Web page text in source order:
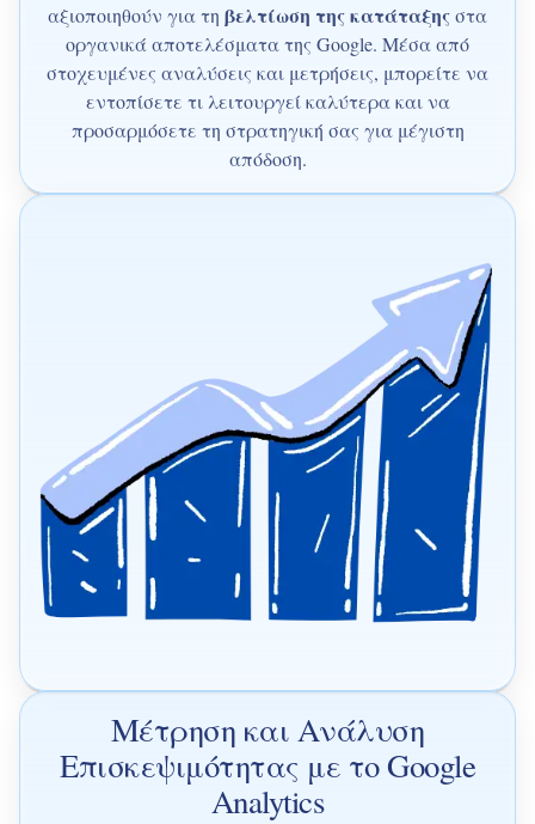
αξιοποιηθούν για τη βελτίωση της κατάταξηςστα
οργανικά αποτελέσματα της Google. Μέσα από
στοχευμένες αναλύσεις και μετρήσεις, μπορείτε να
εντοπίσετε τι λειτουργεί καλύτερα και να
προσαρμόσετε τη στρατηγική σας για μέγιστη
απόδοση.
Μέτρηση και Ανάλυση
Επισκεψιμότητας με το Google
Analytics